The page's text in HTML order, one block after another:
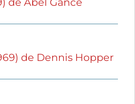
de Dennis Hopper